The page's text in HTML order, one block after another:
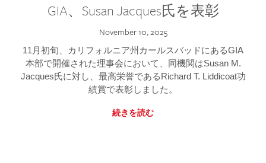
GIA、Susan Jacques氏を表彰
November 10, 2025
11月初旬、カリフォルニア州カールスバッドにあるGIA
本部で開催された理事会において、同機関はSusan M.
Jacques氏に対し、最高栄誉であるRichard T. Liddicoat功
績賞で表彰しました。
続きを読む